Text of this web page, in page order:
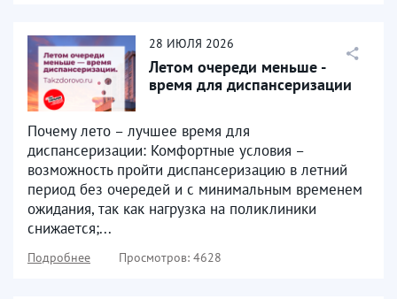
28 ИЮЛЯ 2026
Летом очереди меньше -
время для диспансеризации
Почему лето – лучшее время для
диспансеризации: Комфортные условия –
возможность пройти диспансеризацию в летний
период без очередей и с минимальным временем
ожидания, так как нагрузка на поликлиники
снижается;...
Подробнее Просмотров: 4628